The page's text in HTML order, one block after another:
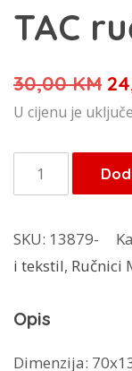
TAC
30,00KM
je:
U cijenu je
TAC
ručnik
količina
SKU: 13879-
i tekstil, Ručnici
Opis
Dimenzija: